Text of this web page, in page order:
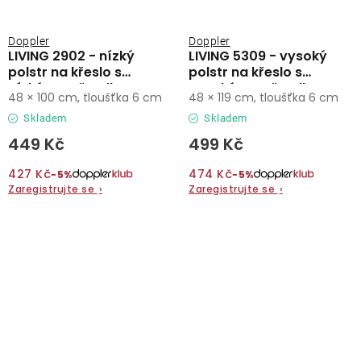
LIVING 2902 - nízký
polstr na křeslo s
nízkým opěradlem
Doppler
Skladem
449 Kč
427 Kč−5%
Zaregistrujte se ›
48 × 100 cm, tloušťka 6 cm
LIVING 5309 - vysoký
polstr na křeslo s
vysokým opěradlem
Doppler
Skladem
499 Kč
474 Kč−5%
Zaregistrujte se ›
48 × 119 cm, tloušťka 6 cm